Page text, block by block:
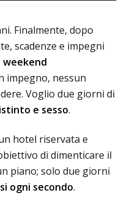
Finalmente, dopo
scadenze e impegni
weekend
impegno, nessun
Voglio due giorni di
istinto e sesso.
hotel riservata e
di dimenticare il
piano; solo due giorni
ogni secondo.